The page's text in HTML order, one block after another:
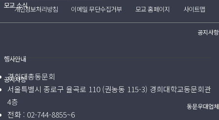
모교 소식
공지사항
행사안내
공지사항
동문우대업체
개인정보처리방침 이메일 무단수집거부 모교 홈페이지 사이트맵
경희대총동문회
서울특별시 종로구 율곡로 110 (권농동 115-3) 경희대학교동문회관
4층
전화 : 02-744-8855~6